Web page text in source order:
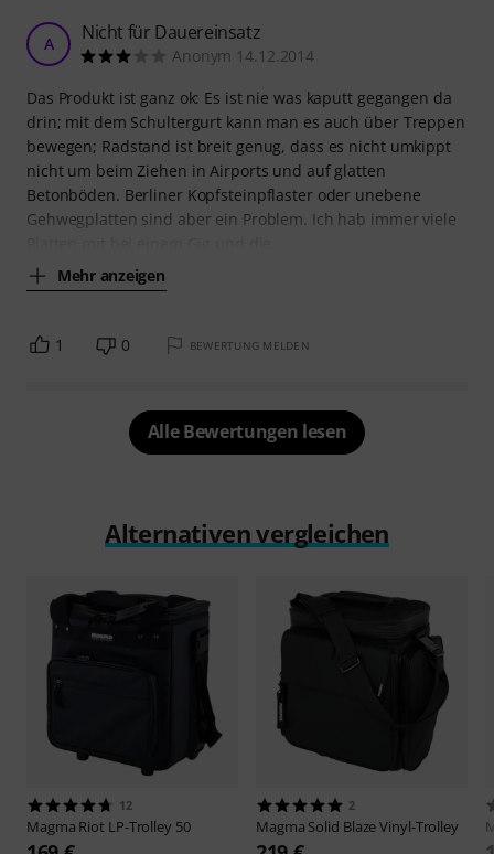
A Nicht für Dauereinsatz
Anonym 14.12.2014
Das Produkt ist ganz ok: Es ist nie was kaputt gegangen da
drin; mit dem Schultergurt kann man es auch über Treppen
bewegen; Radstand ist breit genug, dass es nicht umkippt
nicht um beim Ziehen in Airports und auf glatten
Betonböden. Berliner Kopfsteinpflaster oder unebene
Gehwegplatten sind aber ein Problem. Ich hab immer viele
Mehr anzeigen
1 0 BEWERTUNG MELDEN
Alle Bewertungen lesen
Alternativen vergleichen
12
Magma Riot LP-Trolley 50
2
Magma Solid Blaze Vinyl-Trolley